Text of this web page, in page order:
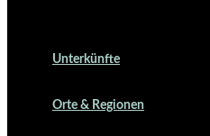
Unterkünfte
Orte & Regionen